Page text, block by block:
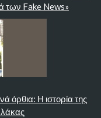
των Fake News»
όρθια: Η ιστορία της